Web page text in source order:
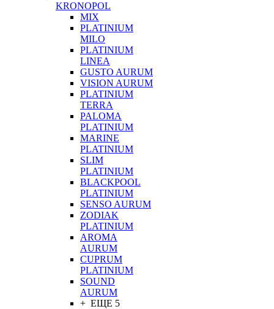
KRONOPOL
MIX
PLATINIUM
MILO
PLATINIUM
LINEA
GUSTO AURUM
VISION AURUM
PLATINIUM
TERRA
PALOMA
PLATINIUM
MARINE
PLATINIUM
SLIM
PLATINIUM
BLACKPOOL
PLATINIUM
SENSO AURUM
ZODIAK
PLATINIUM
AROMA
AURUM
CUPRUM
PLATINIUM
SOUND
AURUM
+ ЕЩЕ 5